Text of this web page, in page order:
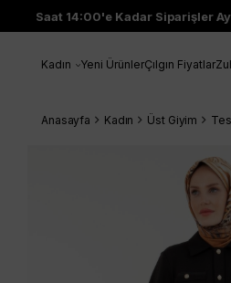
Saat 14:00'e Kadar Siparişler
Kadın Yeni ÜrünlerÇılgın Fiyatlar
Anasayfa Kadın Üst Giyim